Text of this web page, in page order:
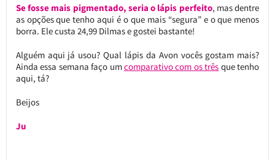
Se fosse mais pigmentado, seria o lápis perfeito, mas dentre
as opções que tenho aqui é o que mais “segura” e o que menos
borra. Ele custa 24,99 Dilmas e gostei bastante!
Alguém aqui já usou? Qual lápis da Avon vocês gostam mais?
Ainda essa semana faço umcomparativo com os três que tenho
aqui, tá?
Beijos
Ju